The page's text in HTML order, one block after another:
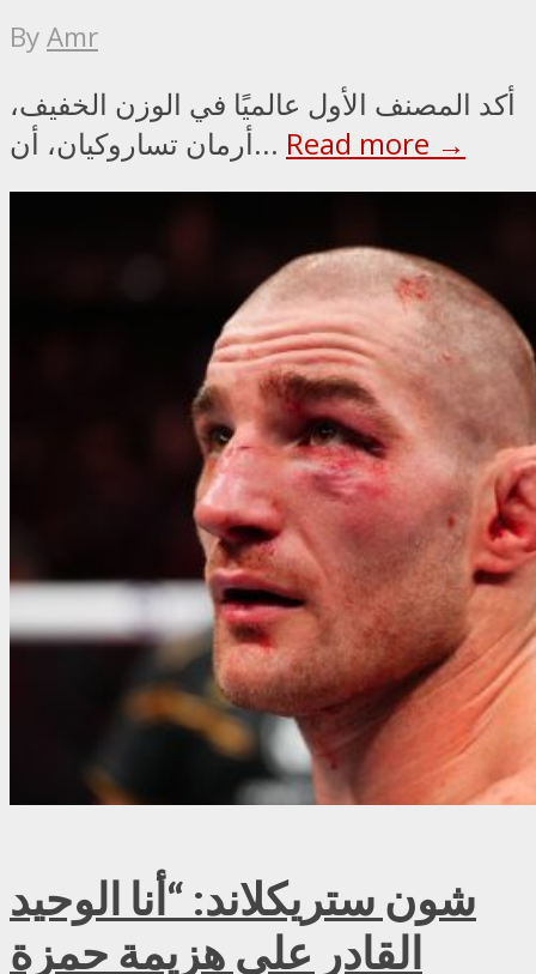
ByAmr
أكد المصنف الأول عالميًا في الوزن الخفيف،
أرمان تساروكيان، أن... Read more →
شون ستريكلاند: “أنا الوحيد
القادر على هزيمة حمزة